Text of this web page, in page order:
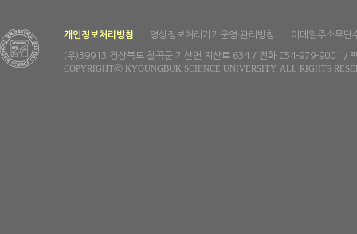
개인정보처리방침 영상정보처리기기운영·관리방침 이메일주소무단
(우)39913 경상북도 칠곡군 기산면 지산로 634 / 전화 054-979-9001 /
COPYRIGHTⓒ KYOUNGBUK SCIENCE UNIVERSITY. ALL RIGHTS